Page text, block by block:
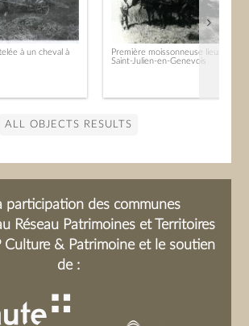
à un cheval à
Première moissonneuse lieuse à
Saint-Julien-en-Genevois
ALL OBJECTS RESULTS
participation des communes
Réseau Patrimoines et Territoires
Culture & Patrimoine et le soutien
de :